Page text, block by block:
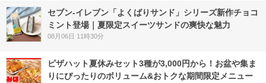
セブン‐イレブン「よくばりサンド」シリーズ新作チョコ
ミント登場｜夏限定スイーツサンドの爽快な魅力
08月06日 11時30分
ピザハット夏休みセット3種が3,000円から！お盆や集ま
りにぴったりのボリューム&おトクな期間限定メニュー